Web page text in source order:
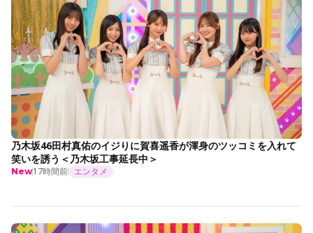
乃木坂46田村真佑のイジりに賀喜遥香が渾身のツッコミを入れて
笑いを誘う＜乃木坂工事延長中＞
New17時間前 エンタメ